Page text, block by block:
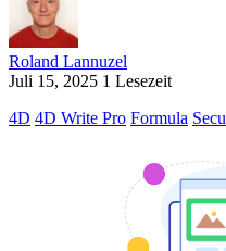
Roland Lannuzel
Juli 15, 2025 1 Lesezeit
4D 4D Write Pro Formula